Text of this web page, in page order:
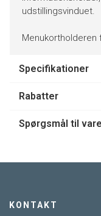
udstillingsvinduet.
Menukortholderen
Specifikationer
Rabatter
Spørgsmål til
KONTAKT